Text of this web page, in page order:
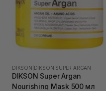
DIKSON DIKSON SUPER ARGAN
DIKSON Super Argan
Nourishing Mask 500 мл